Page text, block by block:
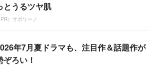
とうるツヤ肌
PR）サボリーノ
年7月夏ドラマも、注目作＆話題作が
ぞろい！